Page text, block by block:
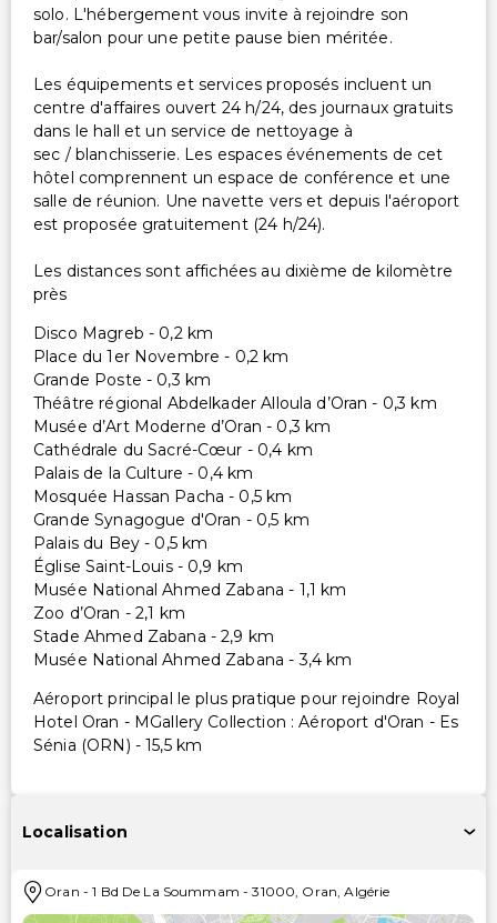
solo. L'hébergement vous invite à rejoindre son
bar/salon pour une petite pause bien méritée.
Les équipements et services proposés incluent un
centre d'affaires ouvert 24 h/24, des journaux gratuits
dans le hall et un service de nettoyage à
sec / blanchisserie. Les espaces événements de cet
hôtel comprennent un espace de conférence et une
salle de réunion. Une navette vers et depuis l'aéroport
est proposée gratuitement (24 h/24).
Les distances sont affichées au dixième de kilomètre
près
Disco Magreb - 0,2 km
Place du 1er Novembre - 0,2 km
Grande Poste - 0,3 km
Théâtre régional Abdelkader Alloula d’Oran - 0,3 km
Musée d’Art Moderne d’Oran - 0,3 km
Cathédrale du Sacré-Cœur - 0,4 km
Palais de la Culture - 0,4 km
Mosquée Hassan Pacha - 0,5 km
Grande Synagogue d'Oran - 0,5 km
Palais du Bey - 0,5 km
Église Saint-Louis - 0,9 km
Musée National Ahmed Zabana - 1,1 km
Zoo d’Oran - 2,1 km
Stade Ahmed Zabana - 2,9 km
Musée National Ahmed Zabana - 3,4 km
Aéroport principal le plus pratique pour rejoindre Royal
Hotel Oran - MGallery Collection : Aéroport d'Oran - Es
Sénia (ORN) - 15,5 km
Localisation
Oran -1 Bd De La Soummam -31000 Oran ,Algérie